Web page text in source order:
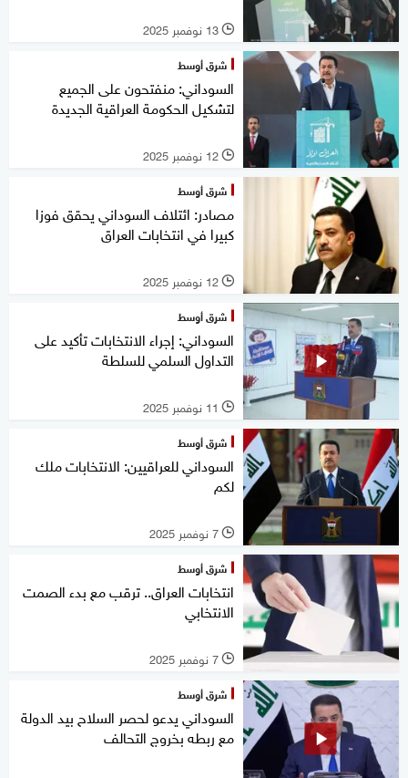
l 13 نوفمبر 2025
شرق أوسط
السوداني: منفتحون على الجميع
لتشكيل الحكومة العراقية الجديدة
l 12 نوفمبر 2025
شرق أوسط
مصادر: ائتلاف السوداني يحقق فوزا
كبيرا في انتخابات العراق
l 12 نوفمبر 2025
شرق أوسط
السوداني: إجراء الانتخابات تأكيد على
التداول السلمي للسلطة
l 11 نوفمبر 2025
شرق أوسط
السوداني للعراقيين: الانتخابات ملك
لكم
l 7 نوفمبر 2025
شرق أوسط
انتخابات العراق.. ترقب مع بدء الصمت
الانتخابي
l 7 نوفمبر 2025
شرق أوسط
السوداني يدعو لحصر السلاح بيد الدولة
مع ربطه بخروج التحالف